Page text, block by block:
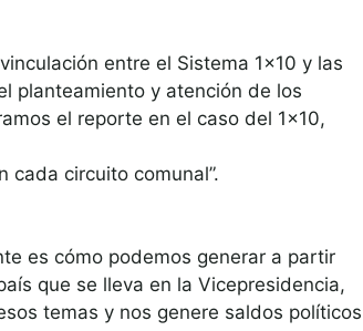
entre el Sistema 1×10 y las
planteamiento y atención de los
el reporte en el caso del 1×10,
cada circuito comunal”.
es cómo podemos generar a partir
que se lleva en la Vicepresidencia,
temas y nos genere saldos políticos